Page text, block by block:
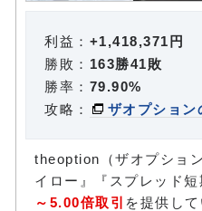
利益： +1,418,371円
勝敗： 163勝41敗
勝率： 79.90%
攻略：
ザオプショ
theoption（ザオプショ
イロー』『スプレッド
～5.00倍取引 を提供して